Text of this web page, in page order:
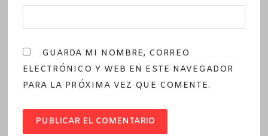
GUARDA MI NOMBRE, CORREO
ELECTRÓNICO Y WEB EN ESTE NAVEGADOR
PARA LA PRÓXIMA VEZ QUE COMENTE.